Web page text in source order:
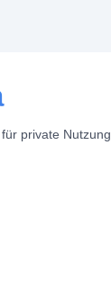
private Nutzung